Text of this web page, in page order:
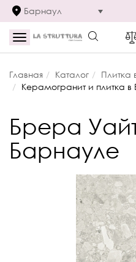
Барнаул
Toggle
navigation
Главная Каталог
Плитка
Керамогранит и плитка
Брера
Барнауле